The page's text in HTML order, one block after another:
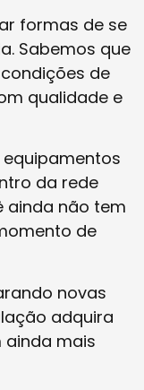
formas de se
Sabemos que
de
qualidade e
da rede
ainda não tem
de
novas
adquira
ainda mais